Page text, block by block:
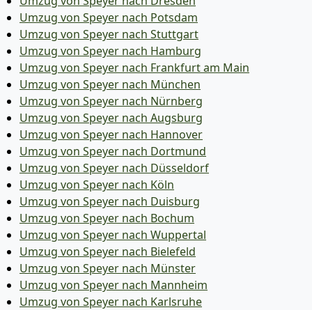
Umzug von Speyer nach Potsdam
Umzug von Speyer nach Stuttgart
Umzug von Speyer nach Hamburg
Umzug von Speyer nach Frankfurt am Main
Umzug von Speyer nach München
Umzug von Speyer nach Nürnberg
Umzug von Speyer nach Augsburg
Umzug von Speyer nach Hannover
Umzug von Speyer nach Dortmund
Umzug von Speyer nach Düsseldorf
Umzug von Speyer nach Köln
Umzug von Speyer nach Duisburg
Umzug von Speyer nach Bochum
Umzug von Speyer nach Wuppertal
Umzug von Speyer nach Bielefeld
Umzug von Speyer nach Münster
Umzug von Speyer nach Mannheim
Umzug von Speyer nach Karlsruhe